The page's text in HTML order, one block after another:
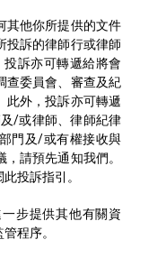
其他你所提供的文件
投訴的律師行或律師
訴亦可轉遞給將會
查委員會、審查及紀
此外，投訴亦可轉遞
/或律師、律師紀律
門及/或有權接收與
請預先通知我們。
投訴指引。
步提供其他有關資
程序。